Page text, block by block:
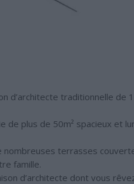
d’architecte traditionnelle de
de plus de 50m² spacieux et
terrasses
famille.
d’architecte dont vous